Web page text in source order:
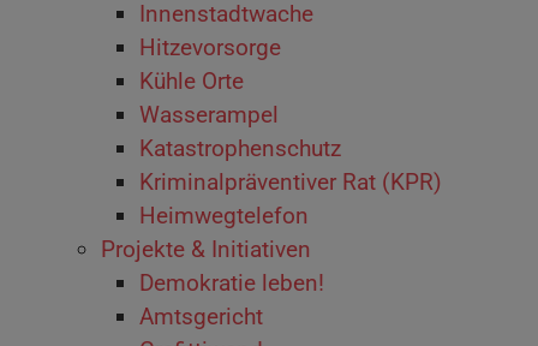
Innenstadtwache
Hitzevorsorge
Kühle Orte
Wasserampel
Katastrophenschutz
Kriminalpräventiver Rat (KPR)
Heimwegtelefon
Projekte & Initiativen
Demokratie leben!
Amtsgericht